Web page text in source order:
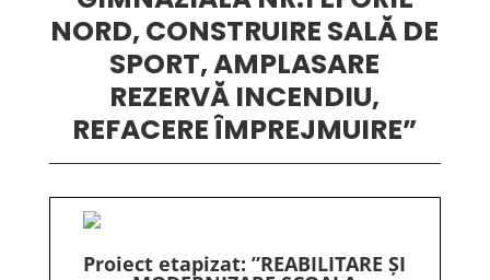
NORD, CONSTRUIRE SALĂ DE
SPORT, AMPLASARE
REZERVĂ INCENDIU,
REFACERE ÎMPREJMUIRE”
Proiect etapizat: ”REABILITARE ȘI